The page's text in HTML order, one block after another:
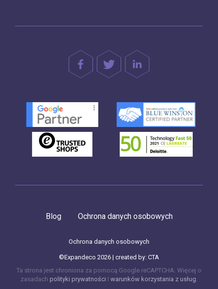
Blog Ochrona danych osobowych
Ochrona danych osobowych
©Expandeco 2026 | created by: CTA
Ta strona jest chroniona za pomocą Google reCAPTCHA. Więcej o
zasadach polityki prywatności I warunków korzystania z usług.